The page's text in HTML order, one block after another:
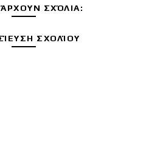
ΣΧΌΛΙΑ:
ΣΧΟΛΊΟΥ